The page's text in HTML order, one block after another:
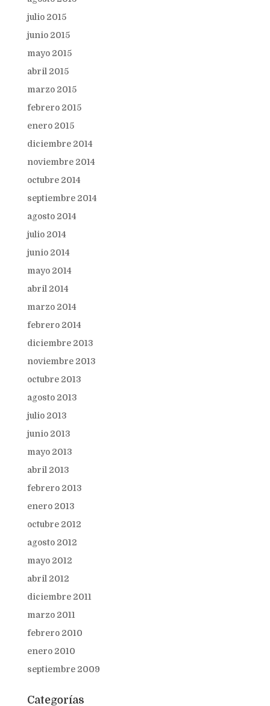
julio 2015
junio 2015
mayo 2015
abril 2015
marzo 2015
febrero 2015
enero 2015
diciembre 2014
noviembre 2014
octubre 2014
septiembre 2014
agosto 2014
julio 2014
junio 2014
mayo 2014
abril 2014
marzo 2014
febrero 2014
diciembre 2013
noviembre 2013
octubre 2013
agosto 2013
julio 2013
junio 2013
mayo 2013
abril 2013
febrero 2013
enero 2013
octubre 2012
agosto 2012
mayo 2012
abril 2012
diciembre 2011
marzo 2011
febrero 2010
enero 2010
septiembre 2009
Categorías